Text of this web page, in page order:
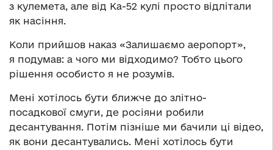
з кулемета, але від Ка-52 кулі просто відлітали
як насіння.
Коли прийшов наказ «Залишаємо аеропорт»,
я подумав: а чого ми відходимо? Тобто цього
рішення особисто я не розумів.
Мені хотілось бути ближче до злітно-
посадкової смуги, де росіяни робили
десантування. Потім пізніше ми бачили ці відео,
як вони десантувались. Мені хотілось бути